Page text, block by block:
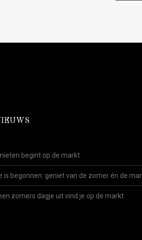
begint op de markt
is begonnen: geniet van de zomer én de
zomers dagje uit vind je op de markt